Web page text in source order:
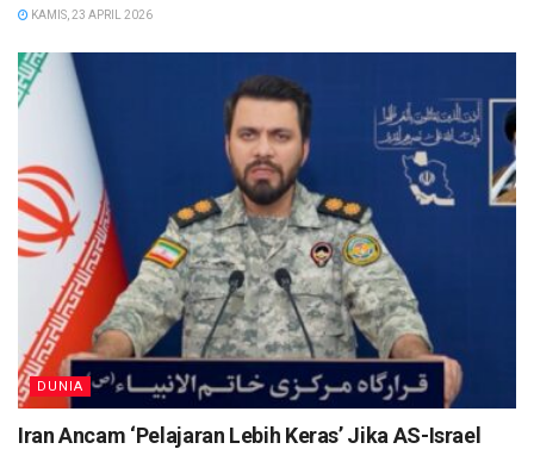
KAMIS, 23 APRIL 2026
DUNIA
Iran Ancam ‘Pelajaran Lebih Keras’ Jika AS-Israel